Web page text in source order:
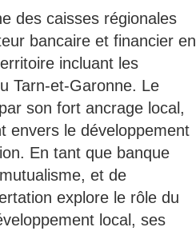
des caisses régionales
bancaire et financier en
incluant les
Tarn-et-Garonne. Le
son fort ancrage local,
envers le développement
En tant que banque
et de
explore le rôle du
local, ses